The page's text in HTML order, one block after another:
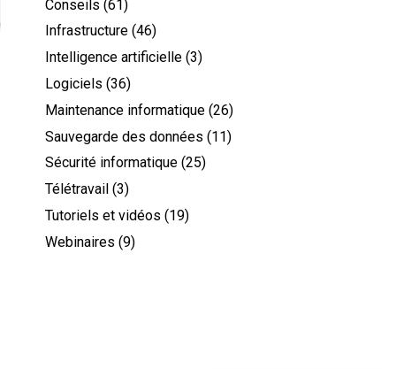
Conseils (61)
Infrastructure (46)
Intelligence artificielle (3)
Logiciels (36)
Maintenance informatique (26)
Sauvegarde des données (11)
Sécurité informatique (25)
Télétravail (3)
Tutoriels et vidéos (19)
Webinaires (9)